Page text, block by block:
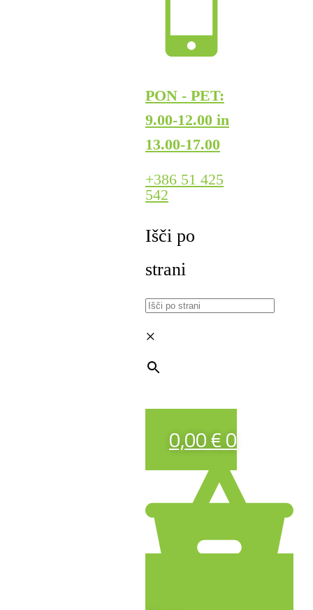
PON - PET:
9.00-12.00 in
13.00-17.00
+386 51 425
542
Išči po
strani
×
0,00€0